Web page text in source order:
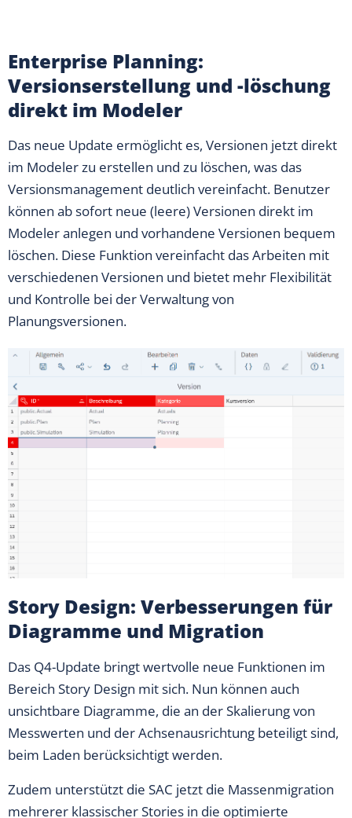
Enterprise Planning:
Versionserstellung und -löschung
direkt im Modeler
Das neue Update ermöglicht es, Versionen jetzt direkt
im Modeler zu erstellen und zu löschen, was das
Versionsmanagement deutlich vereinfacht. Benutzer
können ab sofort neue (leere) Versionen direkt im
Modeler anlegen und vorhandene Versionen bequem
löschen. Diese Funktion vereinfacht das Arbeiten mit
verschiedenen Versionen und bietet mehr Flexibilität
und Kontrolle bei der Verwaltung von
Planungsversionen.
Story Design: Verbesserungen für
Diagramme und Migration
Das Q4-Update bringt wertvolle neue Funktionen im
Bereich Story Design mit sich. Nun können auch
unsichtbare Diagramme, die an der Skalierung von
Messwerten und der Achsenausrichtung beteiligt sind,
beim Laden berücksichtigt werden.
Zudem unterstützt die SAC jetzt die Massenmigration
mehrerer klassischer Stories in die optimierte